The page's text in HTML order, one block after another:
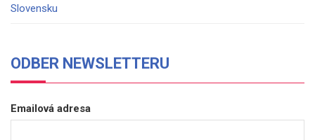
Slovensku
ODBER NEWSLETTERU
Emailová adresa